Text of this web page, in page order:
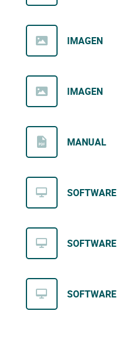
IMAGEN
IMAGEN
MANUAL
SOFTWARE
SOFTWARE
SOFTWARE